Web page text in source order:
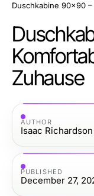
Zuhause
AUTHOR
Isaac Richardson
PUBLISHED
December 27,